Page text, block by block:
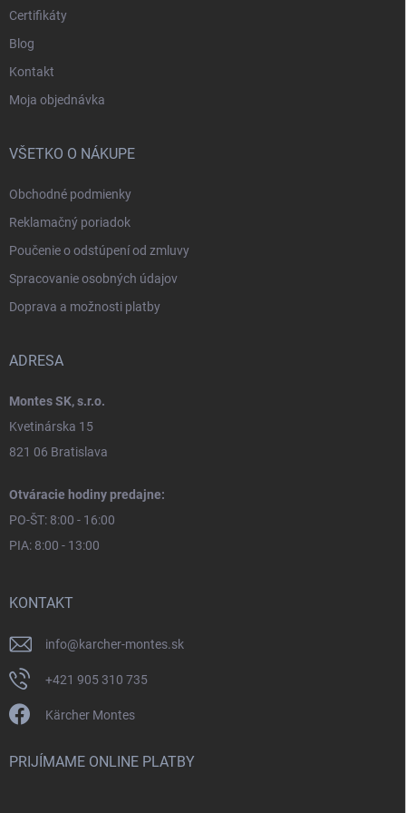
Certifikáty
Blog
Kontakt
Moja objednávka
VŠETKO O NÁKUPE
Obchodné podmienky
Reklamačný poriadok
Poučenie o odstúpení od zmluvy
Spracovanie osobných údajov
Doprava a možnosti platby
ADRESA
Montes SK, s.r.o.
Kvetinárska 15
821 06 Bratislava
Otváracie hodiny predajne:
PO-ŠT: 8:00 - 16:00
PIA: 8:00 - 13:00
KONTAKT
info@karcher-montes.sk
+421 905 310 735
Kärcher Montes
PRIJÍMAME ONLINE PLATBY